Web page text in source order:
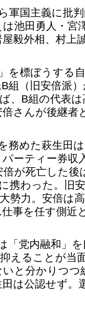
軍国主義に批
池田勇人・宮
毅外相、村上
を標ぼうする
組（旧安倍派
、B組の代表
さんが後継者
務めた萩生田
ーティー券収
が死亡した後
携わった。旧
勢力。安倍は
事を任す側近
「党内融和」
えることが当
と分かりつつ
は公認せず。